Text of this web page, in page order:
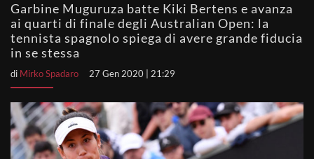
Garbine Muguruza batte Kiki Bertens e avanza
ai quarti di finale degli Australian Open: la
tennista spagnolo spiega di avere grande fiducia
in se stessa
di Mirko Spadaro 27 Gen 2020 | 21:29